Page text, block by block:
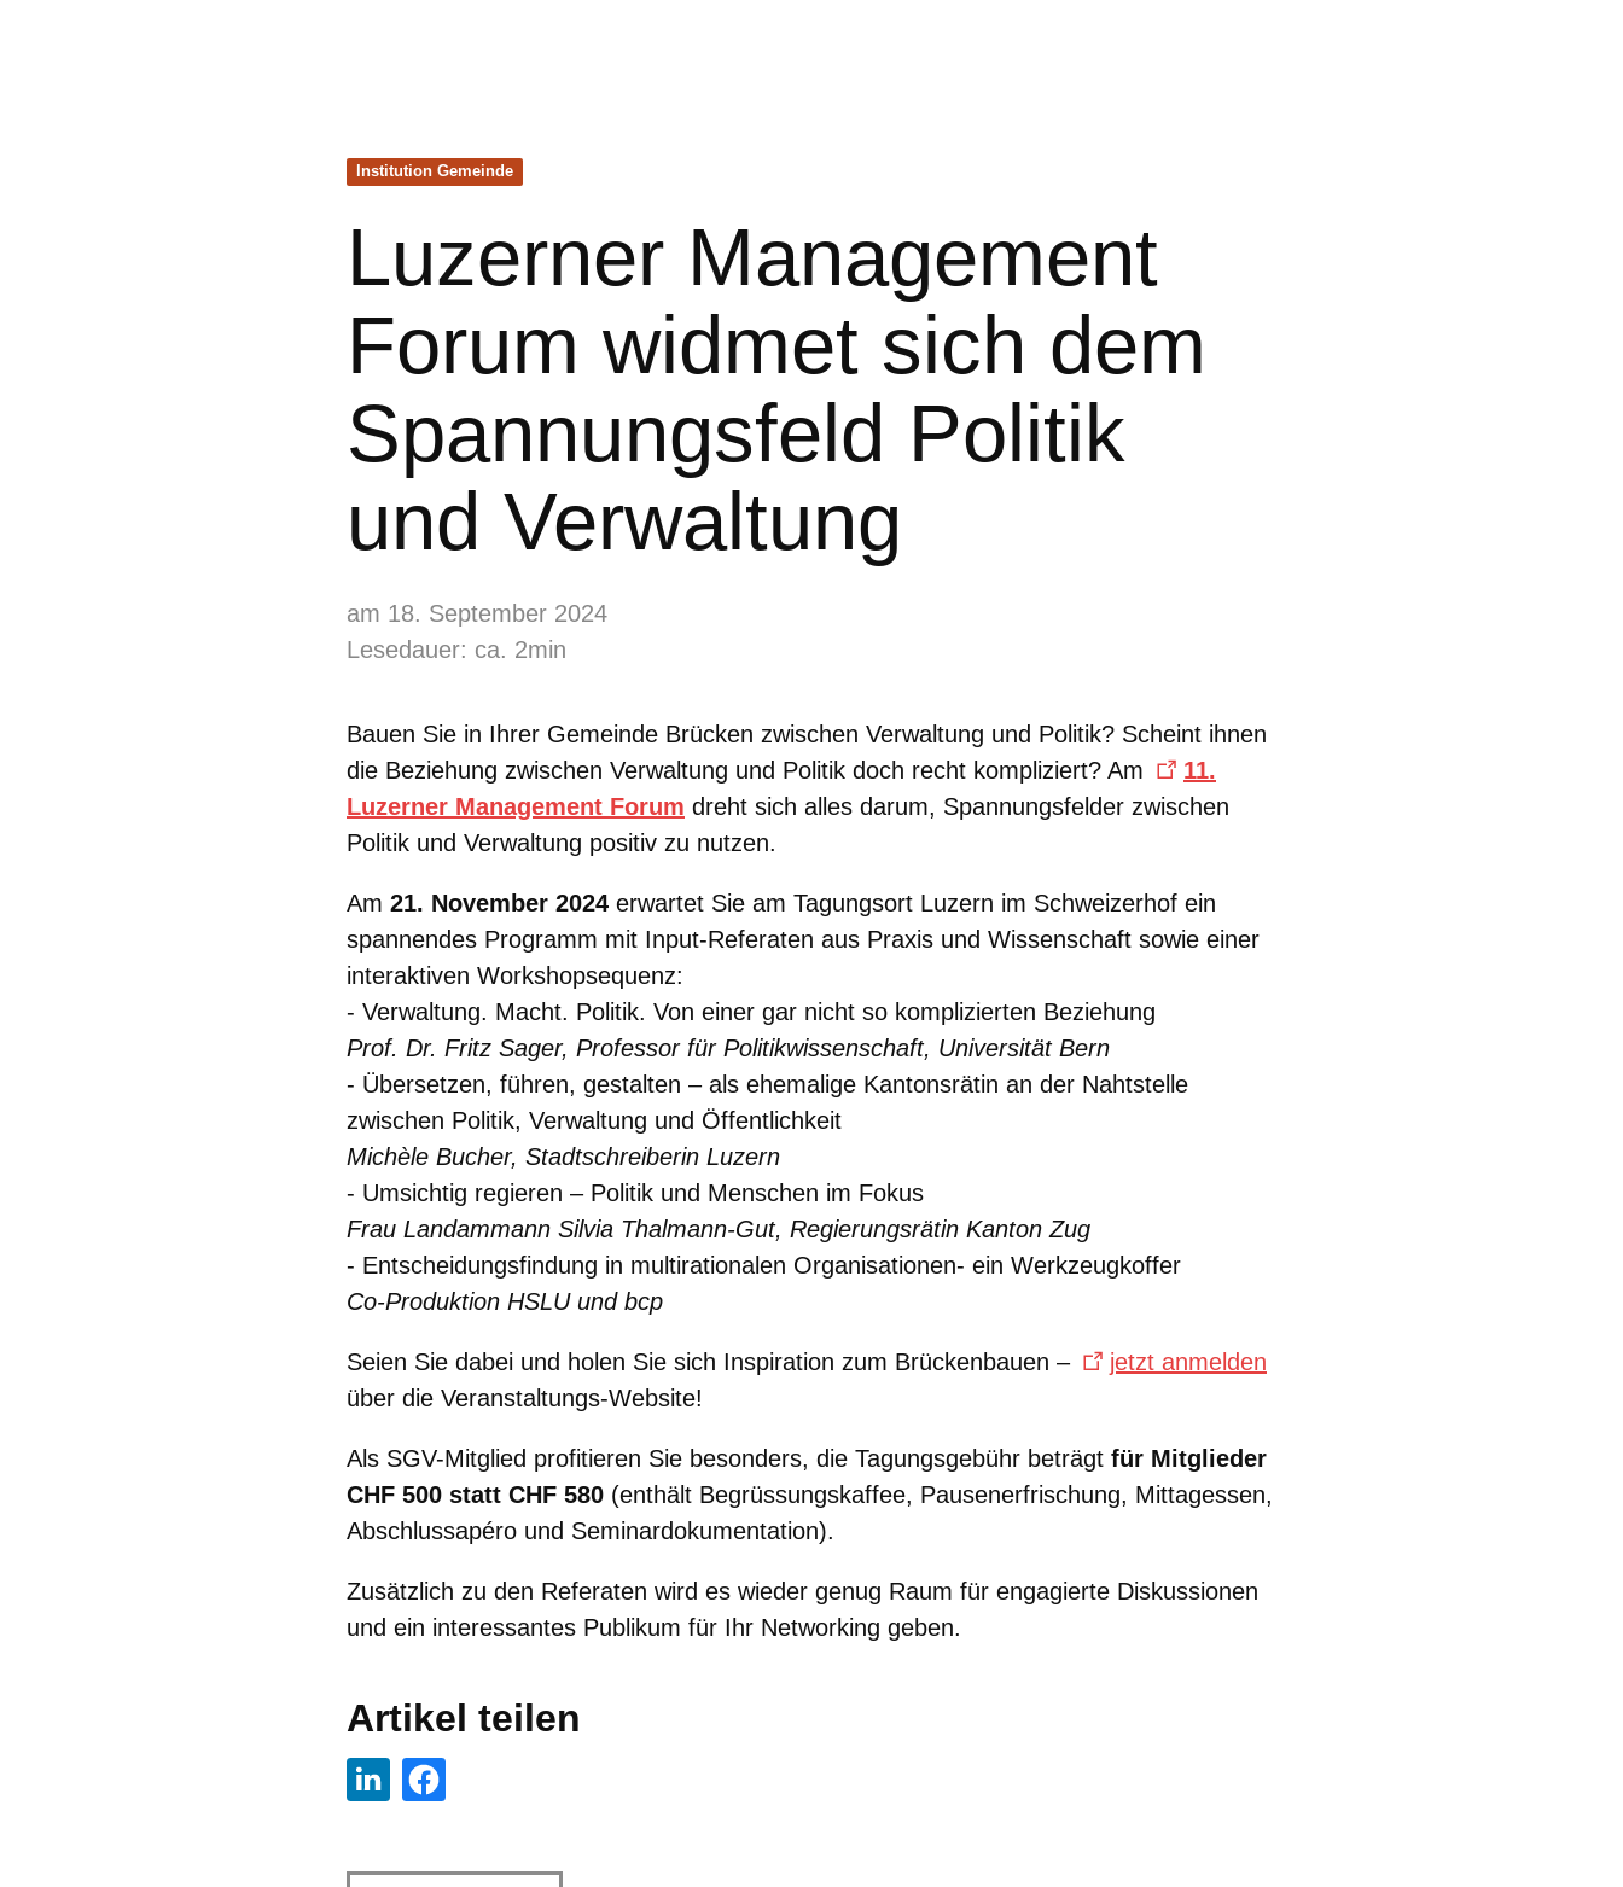
Institution Gemeinde
Luzerner Management
Forum widmet sich dem
Spannungsfeld Politik
und Verwaltung
am 18. September 2024
Lesedauer: ca. 2min
Bauen Sie in Ihrer Gemeinde Brücken zwischen Verwaltung und Politik? Scheint ihnen
die Beziehung zwischen Verwaltung und Politik doch recht kompliziert? Am
11.
Luzerner Management Forum dreht sich alles darum, Spannungsfelder zwischen
Politik und Verwaltung positiv zu nutzen.
Am 21. November 2024 erwartet Sie am Tagungsort Luzern im Schweizerhof ein
spannendes Programm mit Input-Referaten aus Praxis und Wissenschaft sowie einer
interaktiven Workshopsequenz:
- Verwaltung. Macht. Politik. Von einer gar nicht so komplizierten Beziehung
Prof. Dr. Fritz Sager, Professor für Politikwissenschaft, Universität Bern
- Übersetzen, führen, gestalten – als ehemalige Kantonsrätin an der Nahtstelle
zwischen Politik, Verwaltung und Öffentlichkeit
Michèle Bucher, Stadtschreiberin Luzern
- Umsichtig regieren – Politik und Menschen im Fokus
Frau Landammann Silvia Thalmann-Gut, Regierungsrätin Kanton Zug
- Entscheidungsfindung in multirationalen Organisationen- ein Werkzeugkoffer
Co-Produktion HSLU und bcp
Seien Sie dabei und holen Sie sich Inspiration zum Brückenbauen –
jetzt anmelden
über die Veranstaltungs-Website!
Als SGV-Mitglied profitieren Sie besonders, die Tagungsgebühr beträgt für Mitglieder
CHF 500 statt CHF 580 (enthält Begrüssungskaffee, Pausenerfrischung, Mittagessen,
Abschlussapéro und Seminardokumentation).
Zusätzlich zu den Referaten wird es wieder genug Raum für engagierte Diskussionen
und ein interessantes Publikum für Ihr Networking geben.
Artikel teilen